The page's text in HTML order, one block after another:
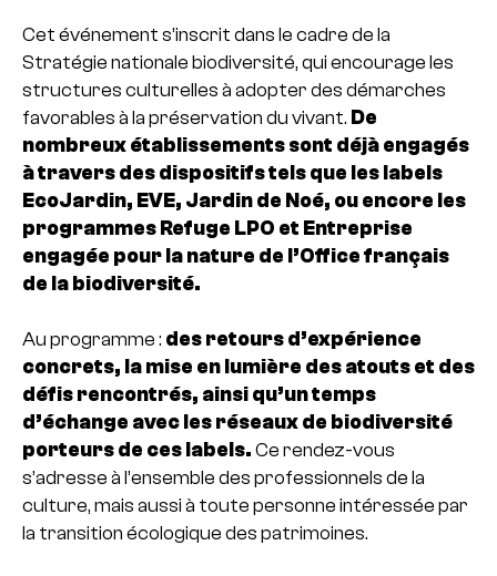
Cet événement s’inscrit dans le cadre de la
Stratégie nationale biodiversité, qui encourage les
structures culturelles à adopter des démarches
favorables à la préservation du vivant. De
nombreux établissements sont déjà engagés
à travers des dispositifs tels que les labels
EcoJardin, EVE, Jardin de Noé, ou encore les
programmes Refuge LPO et Entreprise
engagée pour la nature de l’Office français
de la biodiversité.
Au programme : des retours d’expérience
concrets, la mise en lumière des atouts et des
défis rencontrés, ainsi qu’un temps
d’échange avec les réseaux de biodiversité
porteurs de ces labels. Ce rendez-vous
s’adresse à l’ensemble des professionnels de la
culture, mais aussi à toute personne intéressée par
la transition écologique des patrimoines.